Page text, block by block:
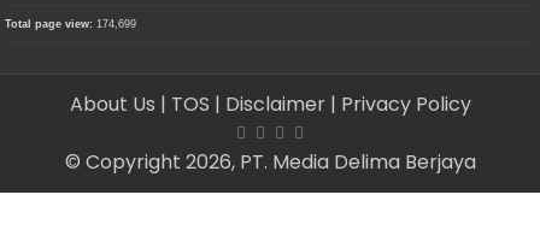
Total page view:174,699
About Us | TOS | Disclaimer | Privacy Policy
© Copyright 2026, PT. Media Delima Berjaya